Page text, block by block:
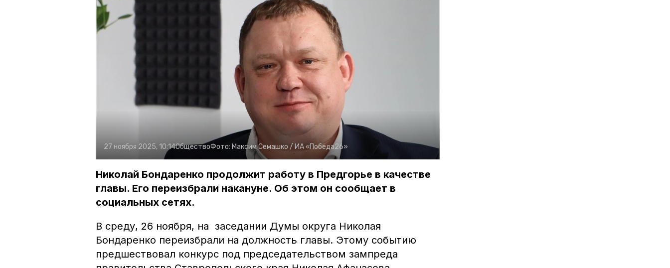
27 ноября 2025, 10:14ОбществоФото: Максим Семашко / ИА «Победа26»
Николай Бондаренко продолжит работу в Предгорье в качестве
главы. Его переизбрали накануне. Об этом он сообщает в
социальных сетях.
В среду, 26 ноября, на заседании Думы округа Николая
Бондаренко переизбрали на должность главы. Этому событию
предшествовал конкурс под председательством зампреда